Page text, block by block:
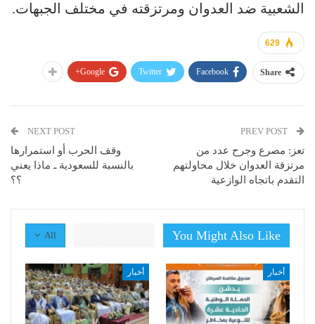
الشعبية ضد العدوان ومرتزقته في مختلف الجبهات.
629
Share
Facebook
Twitter
Google+
تعز: مصرع وجرح عدد من
مرتزقة العدوان خلال محاولتهم
التقدم باتجاه الوازعية
NEXT POST
وقف الحرب أو استمرارها
بالنسبة للسعودية ـ ماذا يعني
؟؟
All You Might Also Like
أخبار أخبار